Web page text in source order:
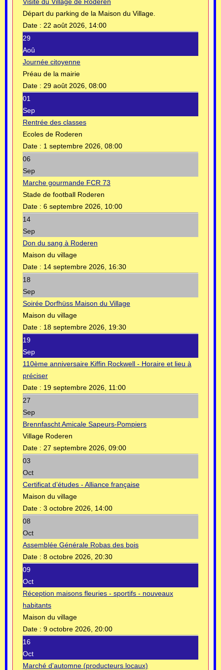
Départ du parking de la Maison du Village.
Date : 22 août 2026, 14:00
29
Aoû
Journée citoyenne
Préau de la mairie
Date : 29 août 2026, 08:00
01
Sep
Rentrée des classes
Ecoles de Roderen
Date : 1 septembre 2026, 08:00
06
Sep
Marche gourmande FCR 73
Stade de football Roderen
Date : 6 septembre 2026, 10:00
14
Sep
Don du sang à Roderen
Maison du village
Date : 14 septembre 2026, 16:30
18
Sep
Soirée Dorfhüss Maison du Village
Maison du village
Date : 18 septembre 2026, 19:30
19
Sep
110ème anniversaire Kiffin Rockwell - Horaire et lieu à
préciser
Date : 19 septembre 2026, 11:00
27
Sep
Brennfascht Amicale Sapeurs-Pompiers
Village Roderen
Date : 27 septembre 2026, 09:00
03
Oct
Certificat d’études - Alliance française
Maison du village
Date : 3 octobre 2026, 14:00
08
Oct
Assemblée Générale Robas des bois
Date : 8 octobre 2026, 20:30
09
Oct
Réception maisons fleuries - sportifs - nouveaux
habitants
Maison du village
Date : 9 octobre 2026, 20:00
16
Oct
Marché d'automne (producteurs locaux)